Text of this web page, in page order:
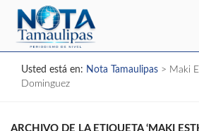
Usted está en: Nota Tamaulipas > Maki
Dominguez
ARCHIVO DE LA ETIQUETA ‘MAKI